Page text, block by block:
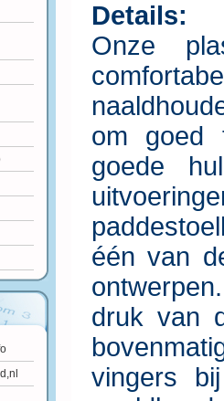
Details:
Onze
om goed
goede
één van
druk van
vingers